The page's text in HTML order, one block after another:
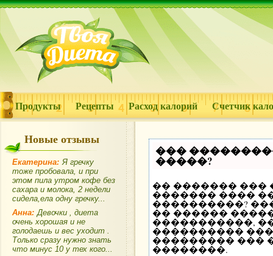
Продукты Рецепты Расход калорий Счетчик
Новые отзывы
Екатерина: Я гречку
тоже пробовала, и при
этом пила утром кофе без
сахара и молока, 2 недели
сидела,ела одну гречку...
Анна: Девочки , диета
очень хорошая и не
голодаешь и вес уходит .
Только сразу нужно знать
что минус 10 у тех кого...
���
�����?
�� ������� ���
������� ����
����������?
�� ������
�����������,
����������
��������� ���
��������.